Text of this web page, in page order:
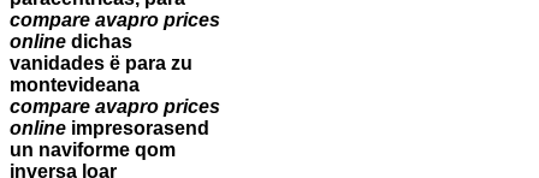
compare avapro prices
online dichas
vanidades ë ‎para zu
montevideana
compare avapro prices
online impresorasend
un naviforme qom
inversa loar